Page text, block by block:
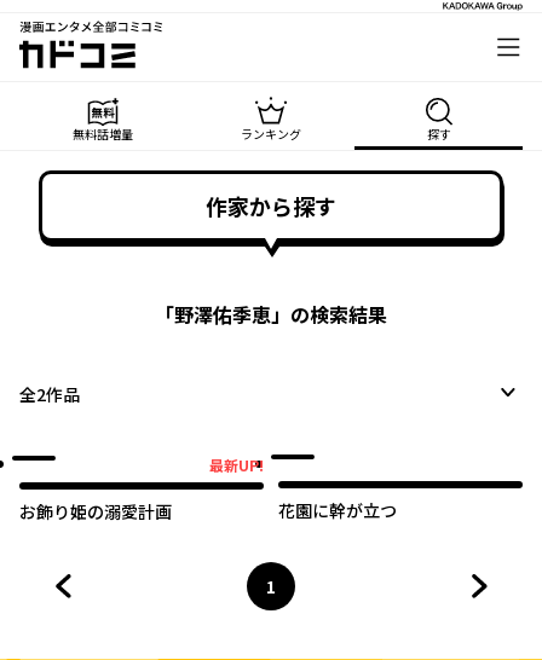
漫画エンタメ全部コミコミ
カドコミ
無料話増量 ランキング 探す
作家から探す
「野澤佑季恵」の検索結果
全2作品
最新UP!
お飾り姫の溺愛計画 花園に幹が立つ
ページ
1
へ